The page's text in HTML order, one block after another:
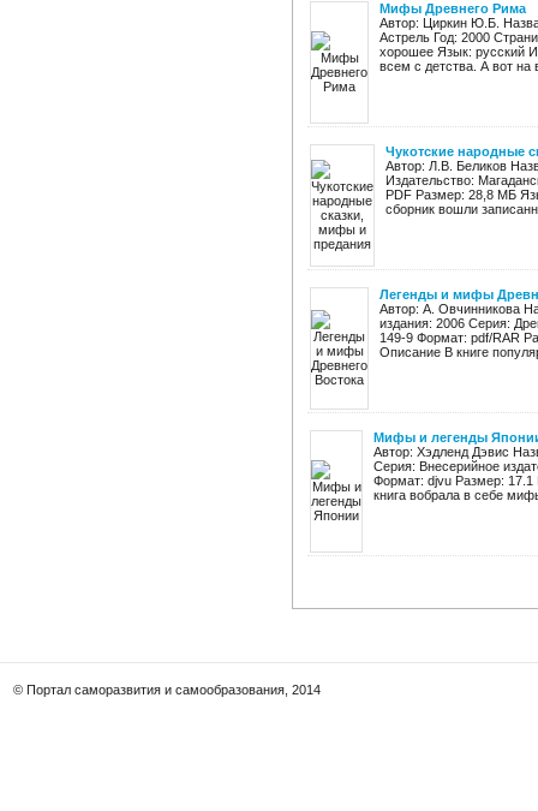
Мифы Древнего Рима
Автор: Циркин Ю.Б.
Астрель Год: 2000
хорошее Язык: русский
всем с детства. А вот на
Чукотские народные
Автор: Л.В. Беликов
Издательство:
PDF Размер: 28,8 МБ
сборник вошли
Легенды и мифы
Автор: А. Овчинникова
издания: 2006 Серия:
149-9 Формат: pdf/RAR
Описание В книге
Мифы и легенды
Автор: Хэдленд Дэвис
Серия: Внесерийное
Формат: djvu Размер:
книга вобрала в себе
© Портал саморазвития и самообразования, 2014